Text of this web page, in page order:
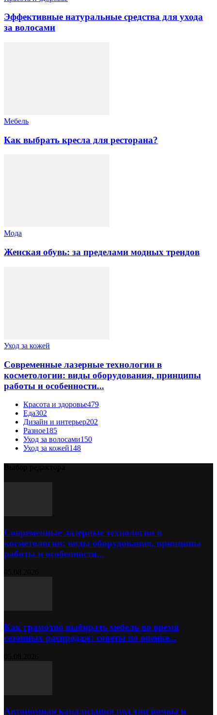
Эффективные натуральные средства для ухода
за волосами
Мебель
Как выбрать кресла для ресторана?
Мода
Женская обувь: за пределами модных трендов
Уход за кожей
Современные лазерные технологии в
косметологии: виды оборудования, принципы
работы и особенности...
Красота и здоровье479
Еда302
Дизайн и интерьер202
Разное185
Уход за волосами150
Уход за кожей148
Современные лазерные технологии в
косметологии: виды оборудования, принципы
работы и особенности...
Как грамотно выбирать мебель во время
сезонных распродаж: советы по оценке...
Автономная канализация под тип почвы и